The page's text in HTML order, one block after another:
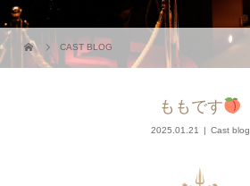
CAST BLOG
ももです
2025.01.21 Cast blog